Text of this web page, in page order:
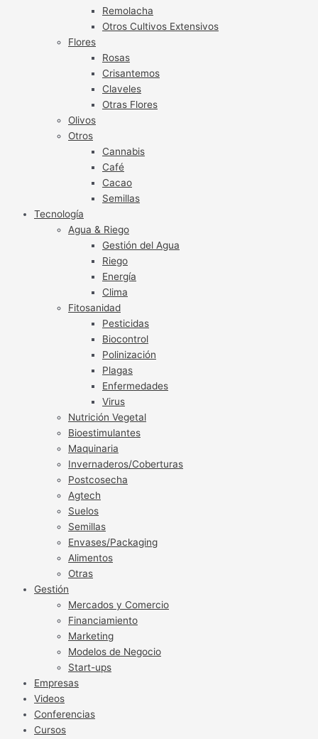
Remolacha
Otros Cultivos Extensivos
Flores
Rosas
Crisantemos
Claveles
Otras Flores
Olivos
Otros
Cannabis
Café
Cacao
Semillas
Tecnología
Agua & Riego
Gestión del Agua
Riego
Energía
Clima
Fitosanidad
Pesticidas
Biocontrol
Polinización
Plagas
Enfermedades
Virus
Nutrición Vegetal
Bioestimulantes
Maquinaria
Invernaderos/Coberturas
Postcosecha
Agtech
Suelos
Semillas
Envases/Packaging
Alimentos
Otras
Gestión
Mercados y Comercio
Financiamiento
Marketing
Modelos de Negocio
Start-ups
Empresas
Videos
Conferencias
Cursos